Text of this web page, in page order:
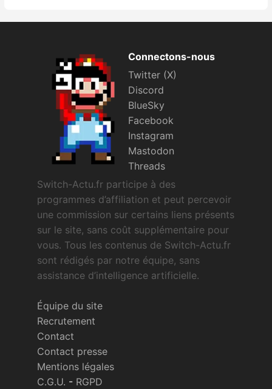
Bons plans
Guides
Connectons-nous
Twitter (X)
Discord
BlueSky
Facebook
Instagram
Mastodon
Threads
Switch-Actu.fr participe à des
programmes d’affiliation et peut percevoir
une commission sur certains liens présents
sur le site, sans coût supplémentaire pour
vous. Tous les contenus de Switch-Actu.fr
sont rédigés par notre équipe, sans
assistance d’intelligence artificielle.
Équipe du site
Recrutement
Contact
Contact presse
Mentions légales
C.G.U. - RGPD